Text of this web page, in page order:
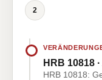
2
HRB 10818
HRB 10818: